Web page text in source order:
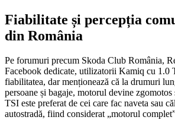
Fiabilitate și percepția
din România
Pe forumuri precum Skoda Club România,
Facebook dedicate, utilizatorii Kamiq cu 1.0
fiabilitatea, dar menționează că la drumuri
persoane și bagaje, motorul devine
TSI este preferat de cei care fac naveta sau
autostradă, fiind considerat „motorul